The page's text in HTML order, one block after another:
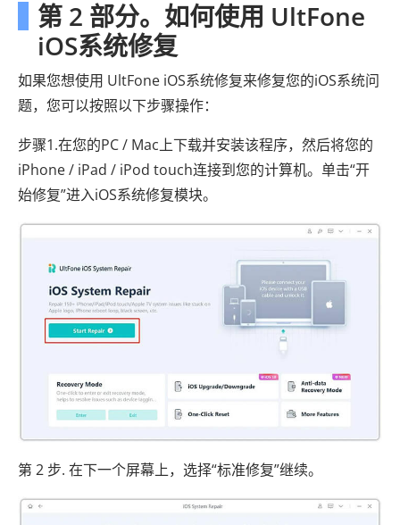
第 2 部分。如何使用 UltFone
iOS系统修复
如果您想使用 UltFone iOS系统修复来修复您的iOS系统问
题，您可以按照以下步骤操作：
步骤1.在您的PC / Mac上下载并安装该程序，然后将您的
iPhone / iPad / iPod touch连接到您的计算机。单击“开
始修复”进入iOS系统修复模块。
第 2 步. 在下一个屏幕上，选择“标准修复”继续。